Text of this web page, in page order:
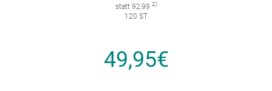
statt 92,99 2)
120 ST
49,95€